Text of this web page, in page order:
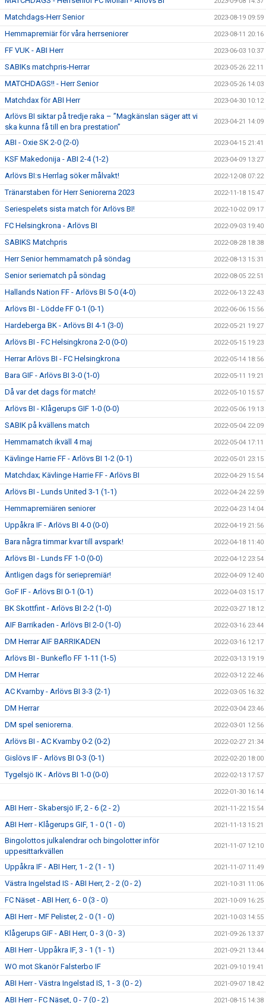
Matchdags-Herr Senior 2023-08-19 09:59
Hemmapremiär för våra herrseniorer 2023-08-11 20:16
FF VUK - ABI Herr 2023-06-03 10:37
SABIKs matchpris-Herrar 2023-05-26 22:11
MATCHDAGS!! - Herr Senior 2023-05-26 14:03
Matchdax för ABI Herr 2023-04-30 10:12
Arlövs BI siktar på tredje raka – ”Magkänslan säger att vi
ska kunna få till en bra prestation”
2023-04-21 14:09
ABI - Oxie SK 2-0 (2-0) 2023-04-15 21:41
KSF Makedonija - ABI 2-4 (1-2) 2023-04-09 13:27
Arlövs BI:s Herrlag söker målvakt! 2022-12-08 07:22
Tränarstaben för Herr Seniorerna 2023 2022-11-18 15:47
Seriespelets sista match för Arlövs BI! 2022-10-02 09:17
FC Helsingkrona - Arlövs BI 2022-09-03 19:40
SABIKS Matchpris 2022-08-28 18:38
Herr Senior hemmamatch på söndag 2022-08-13 15:31
Senior seriematch på söndag 2022-08-05 22:51
Hallands Nation FF - Arlövs BI 5-0 (4-0) 2022-06-13 22:43
Arlövs BI - Lödde FF 0-1 (0-1) 2022-06-06 15:56
Hardeberga BK - Arlövs BI 4-1 (3-0) 2022-05-21 19:27
Arlövs BI - FC Helsingkrona 2-0 (0-0) 2022-05-15 19:23
Herrar Arlövs BI - FC Helsingkrona 2022-05-14 18:56
Bara GIF - Arlövs BI 3-0 (1-0) 2022-05-11 19:21
Då var det dags för match! 2022-05-10 15:57
Arlövs BI - Klågerups GIF 1-0 (0-0) 2022-05-06 19:13
SABIK på kvällens match 2022-05-04 22:09
Hemmamatch ikväll 4 maj 2022-05-04 17:11
Kävlinge Harrie FF - Arlövs BI 1-2 (0-1) 2022-05-01 23:15
Matchdax; Kävlinge Harrie FF - Arlövs BI 2022-04-29 15:54
Arlövs BI - Lunds United 3-1 (1-1) 2022-04-24 22:59
Hemmapremiären seniorer 2022-04-23 14:04
Uppåkra IF - Arlövs BI 4-0 (0-0) 2022-04-19 21:56
Bara några timmar kvar till avspark! 2022-04-18 11:40
Arlövs BI - Lunds FF 1-0 (0-0) 2022-04-12 23:54
Äntligen dags för seriepremiär! 2022-04-09 12:40
GoF IF - Arlövs BI 0-1 (0-1) 2022-04-03 15:17
BK Skottfint - Arlövs BI 2-2 (1-0) 2022-03-27 18:12
AIF Barrikaden - Arlövs BI 2-0 (1-0) 2022-03-16 23:44
DM Herrar AIF BARRIKADEN 2022-03-16 12:17
Arlövs BI - Bunkeflo FF 1-11 (1-5) 2022-03-13 19:19
DM Herrar 2022-03-12 22:46
AC Kvarnby - Arlövs BI 3-3 (2-1) 2022-03-05 16:32
DM Herrar 2022-03-04 23:46
DM spel seniorerna. 2022-03-01 12:56
Arlövs BI - AC Kvarnby 0-2 (0-2) 2022-02-27 21:34
Gislövs IF - Arlövs BI 0-3 (0-1) 2022-02-20 18:00
Tygelsjö IK - Arlövs BI 1-0 (0-0) 2022-02-13 17:57
2022-01-30 16:14
ABI Herr - Skabersjö IF, 2 - 6 (2 - 2) 2021-11-22 15:54
ABI Herr - Klågerups GIF, 1 - 0 (1 - 0) 2021-11-13 15:21
Bingolottos julkalendrar och bingolotter inför
uppesittarkvällen
2021-11-07 12:10
Uppåkra IF - ABI Herr, 1 - 2 (1 - 1) 2021-11-07 11:49
Västra Ingelstad IS - ABI Herr, 2 - 2 (0 - 2) 2021-10-31 11:06
FC Näset - ABI Herr, 6 - 0 (3 - 0) 2021-10-09 16:25
ABI Herr - MF Pelister, 2 - 0 (1 - 0) 2021-10-03 14:55
Klågerups GIF - ABI Herr, 0 - 3 (0 - 3) 2021-09-26 13:37
ABI Herr - Uppåkra IF, 3 - 1 (1 - 1) 2021-09-21 13:44
WO mot Skanör Falsterbo IF 2021-09-10 19:41
ABI Herr - Västra Ingelstad IS, 1 - 3 (0 - 2) 2021-09-07 18:42
ABI Herr - FC Näset, 0 - 7 (0 - 2) 2021-08-15 14:38